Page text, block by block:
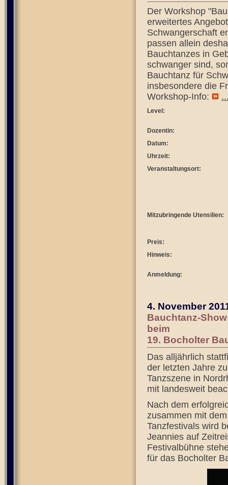
Der Workshop
erweitertes
Schwangerschaft
passen allein
Bauchtanzes in
schwanger sind,
Bauchtanz für
insbesondere die
Workshop-Info:
Level:
Dozentin:
Datum:
Uhrzeit:
Veranstaltungsort:
Mitzubringende Utensilien:
Preis:
Hinweis:
Anmeldung:
4. November
Bauchtanz-
beim
19. Bocholter
Das alljährlich
der letzten Jahre
Tanzszene in
mit landesweit
Nach dem
zusammen mit
Tanzfestivals wird
Jeannies auf
Festivalbühne
für das Bocholter